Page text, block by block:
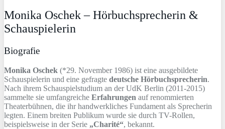
Monika Oschek – Hörbuchsprecherin &
Schauspielerin
Biografie
Monika Oschek (*29. November 1986) ist eine ausgebildete
Schauspielerin und eine gefragte deutsche Hörbuchsprecherin.
Nach ihrem Schauspielstudium an der UdK Berlin (2011-2015)
sammelte sie umfangreiche Erfahrungen auf renommierten
Theaterbühnen, die ihr handwerkliches Fundament als Sprecherin
legten. Einem breiten Publikum wurde sie durch TV-Rollen,
beispielsweise in der Serie „Charité“, bekannt.